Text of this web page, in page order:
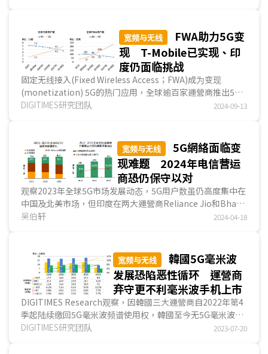
宽频与无线
FWA助力5G变
现 T-Mobile已实现、印
度仍面临挑战
固定无线接入(Fixed Wireless Access；FWA)成为变现
(monetization) 5G的热门应用，全球逾百家運營商推出5G
FWA服务，2024年5G FWA用户将达5,700万，并将于20...
DIGITIMES研究团队 2024-09-13
宽频与无线
5G網絡面临变
现难题 2024年电信营运
商恐仍保守以对
观察2023年全球5G市场发展动态，5G用户数虽仍高度集中在
中国及北美市场，但印度在两大運營商Reliance Jio和Bharti
Airtel积极投入下，成为2023年的黑马，一举拿...
吴伯轩 2024-04-18
宽频与无线
韓國5G毫米波
发展恐陷恶性循环 運營商
弃守更不利毫米波手机上市
DIGITIMES Research观察，因韓國三大運營商自2022年第4
季起陆续缴回5G毫米波频谱使用权，韓國至今无5G毫米波手
机上市，韩厂三星电子(Samsung Electronics)仅于...
DIGITIMES研究团队 2023-07-20